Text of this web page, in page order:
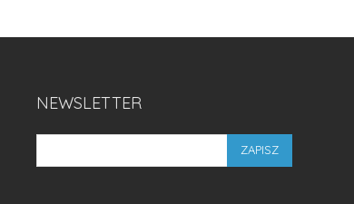
NEWSLETTER
ZAPISZ